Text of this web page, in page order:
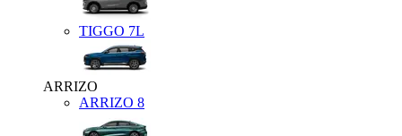
TIGGO 7L
ARRIZO
ARRIZO 8